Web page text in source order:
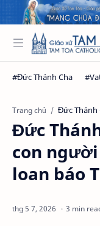
Trang chủ Đức Thánh
Đức
con
loan báo
3 min